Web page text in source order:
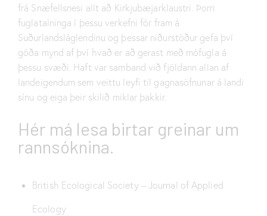
frá Snæfellsnesi allt að Kirkjubæjarklaustri. Þorri
fuglatalninga í þessu verkefni fór fram á
Suðurlandsláglendinu og þessar niðurstöður gefa því
góða mynd af því hvað er að gerast með mófugla á
þessu svæði. Haft var samband við fjöldann allan af
landeigendum sem veittu leyfi til gagnasöfnunar á landi
sínu og eiga þeir skilið miklar þakkir.
Hér má lesa birtar greinar um
rannsóknina.
British Ecological Society – Journal of Applied
Ecology